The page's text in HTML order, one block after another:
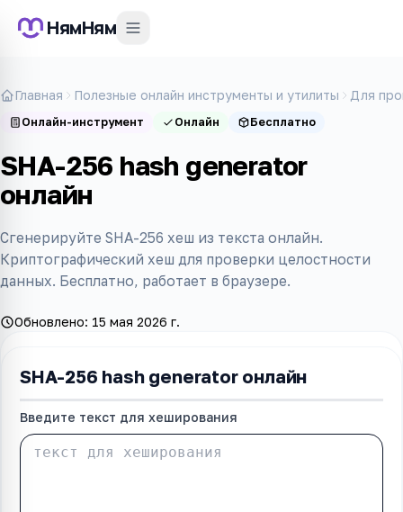
НямНям
Главная Полезные онлайн инструменты и утилиты Для
Онлайн-инструмент Онлайн Бесплатно
SHA-256 hash generator
онлайн
Сгенерируйте SHA-256 хеш из текста онлайн.
Криптографический хеш для проверки целостности
данных. Бесплатно, работает в браузере.
Обновлено: 15 мая 2026 г.
SHA-256 hash generator онлайн
Введите текст для хеширования